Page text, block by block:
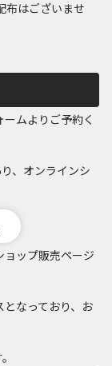
布はございませ
ームよりご予約く
、オンラインシ
ョップ販売ページ
となっており、お